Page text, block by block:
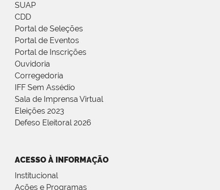
SUAP
CDD
Portal de Seleções
Portal de Eventos
Portal de Inscrições
Ouvidoria
Corregedoria
IFF Sem Assédio
Sala de Imprensa Virtual
Eleições 2023
Defeso Eleitoral 2026
ACESSO À INFORMAÇÃO
Institucional
Ações e Programas